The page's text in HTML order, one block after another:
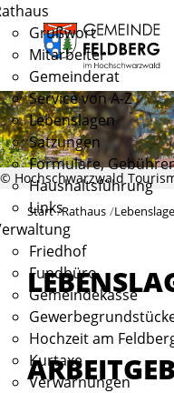
Grußwort
Mitarbeiter
Gemeinderat
Service von A-Z
Lebenslagen
Satzungen
Formulare,
Haushaltsführung
Links
Friedhof
Fundbüro
Gemeindekasse
Hochzeit am
Kurtaxe
Verwarnungen
© Hochschwarzwald
Start Rathaus